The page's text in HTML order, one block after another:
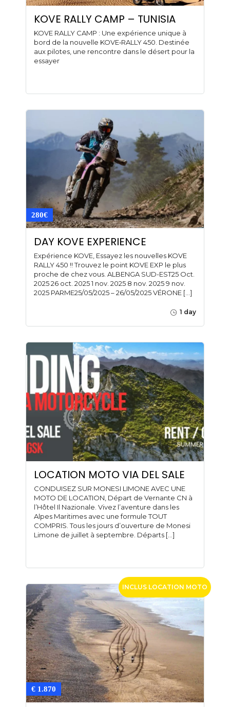
KOVE RALLY CAMP – TUNISIA
KOVE RALLY CAMP : Une expérience unique à
bord de la nouvelle KOVE‑RALLY 450. Destinée
aux pilotes, une rencontre dans le désert pour la
essayer
280€
DAY KOVE EXPERIENCE
Expérience KOVE, Essayez les nouvelles KOVE
RALLY 450 !! Trouvez le point KOVE EXP le plus
proche de chez vous. ALBENGA SUD-EST25 Oct.
2025 26 oct. 2025 1 nov. 2025 8 nov. 2025 9 nov.
2025 PARME25/05/2025 – 26/05/2025 VÉRONE […]
1 day
LOCATION MOTO VIA DEL SALE
CONDUISEZ SUR MONESI LIMONE AVEC UNE
MOTO DE LOCATION, Départ de Vernante CN à
l’Hôtel Il Nazionale. Vivez l’aventure dans les
Alpes Maritimes avec une formule TOUT
COMPRIS. Tous les jours d’ouverture de Monesi
Limone de juillet à septembre. Départs […]
INCLUS LOCATION MOTO
€ 1.870